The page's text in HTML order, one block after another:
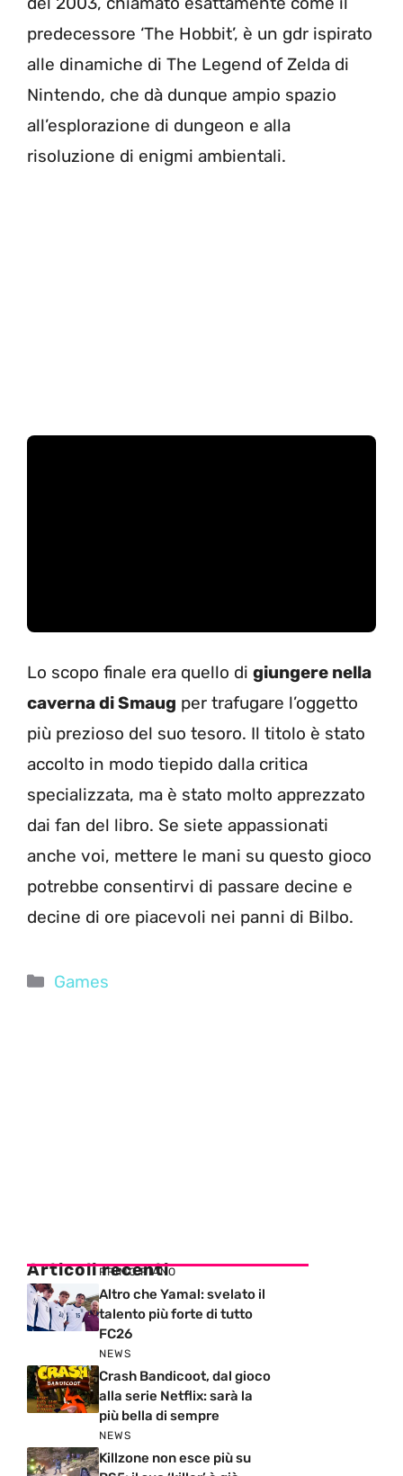
predecessore ‘The Hobbit’, è un gdr ispirato
alle dinamiche di The Legend of Zelda di
Nintendo, che dà dunque ampio spazio
all’esplorazione di dungeon e alla
risoluzione di enigmi ambientali.
Lo scopo finale era quello di giungere nella
caverna di Smaug per trafugare l’oggetto
più prezioso del suo tesoro. Il titolo è stato
accolto in modo tiepido dalla critica
specializzata, ma è stato molto apprezzato
dai fan del libro. Se siete appassionati
anche voi, mettere le mani su questo gioco
potrebbe consentirvi di passare decine e
decine di ore piacevoli nei panni di Bilbo.
Categorie
Games
Articoli recenti
PRIMO PIANO
Altro che Yamal: svelato il
talento più forte di tutto
FC26
NEWS
Crash Bandicoot, dal gioco
alla serie Netflix: sarà la
più bella di sempre
NEWS
Killzone non esce più su